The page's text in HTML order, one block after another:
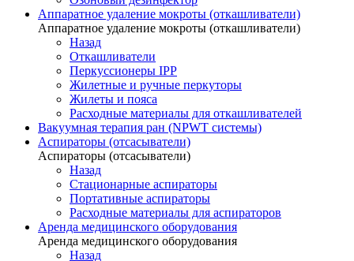
Аппаратное удаление мокроты (откашливатели)
Аппаратное удаление мокроты (откашливатели)
Назад
Откашливатели
Перкуссионеры IPP
Жилетные и ручные перкуторы
Жилеты и пояса
Расходные материалы для откашливателей
Вакуумная терапия ран (NPWT системы)
Аспираторы (отсасыватели)
Аспираторы (отсасыватели)
Назад
Стационарные аспираторы
Портативные аспираторы
Расходные материалы для аспираторов
Аренда медицинского оборудования
Аренда медицинского оборудования
Назад